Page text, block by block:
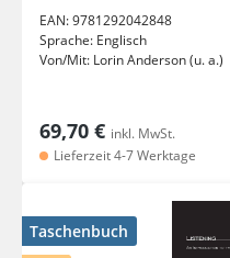
EAN:9781292042848
Sprache: Englisch
Von/Mit: Lorin Anderson (u. a.)
69,70 € inkl. MwSt.
Lieferzeit 4-7 Werktage
Taschenbuch